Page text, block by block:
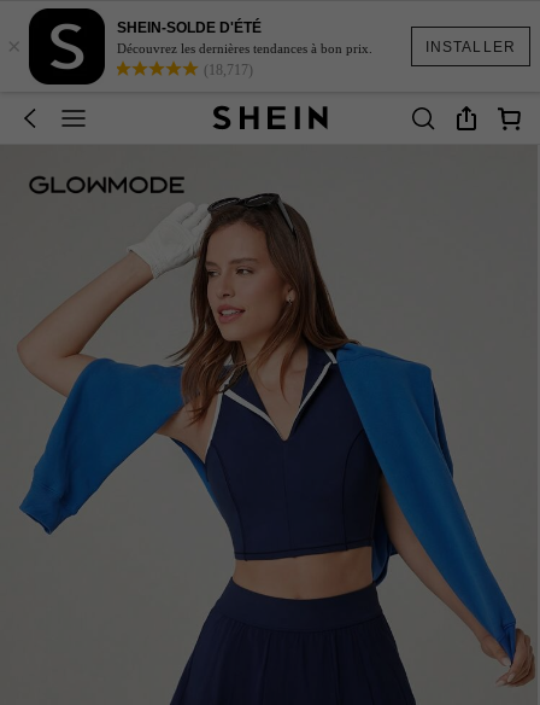
INSTALLER
×
SHEIN-SOLDE D'ÉTÉ
Découvrez les dernières tendances à bon prix.
(18,717)